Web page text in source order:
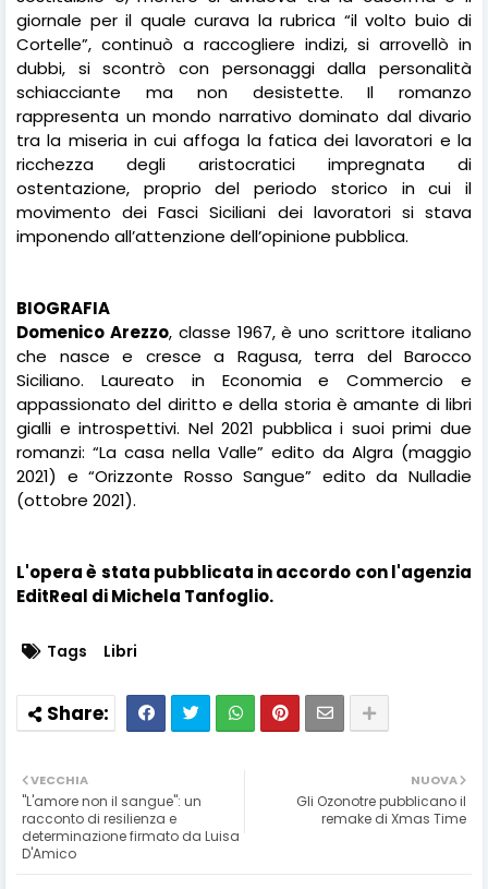
giornale per il quale curava la rubrica “il volto buio di
Cortelle”, continuò a raccogliere indizi, si arrovellò in
dubbi, si scontrò con personaggi dalla personalità
schiacciante ma non desistette. Il romanzo
rappresenta un mondo narrativo dominato dal divario
tra la miseria in cui affoga la fatica dei lavoratori e la
ricchezza degli aristocratici impregnata di
ostentazione, proprio del periodo storico in cui il
movimento dei Fasci Siciliani dei lavoratori si stava
imponendo all’attenzione dell’opinione pubblica.
BIOGRAFIA
Domenico Arezzo, classe 1967, è uno scrittore italiano
che nasce e cresce a Ragusa, terra del Barocco
Siciliano. Laureato in Economia e Commercio e
appassionato del diritto e della storia è amante di libri
gialli e introspettivi. Nel 2021 pubblica i suoi primi due
romanzi: “La casa nella Valle” edito da Algra (maggio
2021) e “Orizzonte Rosso Sangue” edito da Nulladie
(ottobre 2021).
L'opera è stata pubblicata in accordo con l'agenzia
EditReal di Michela Tanfoglio.
Tags Libri
NUOVA
Gli Ozonotre pubblicano il
remake di Xmas Time
VECCHIA
"L'amore non il sangue": un
racconto di resilienza e
determinazione firmato da Luisa
D'Amico